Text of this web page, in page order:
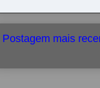
Postagem mais